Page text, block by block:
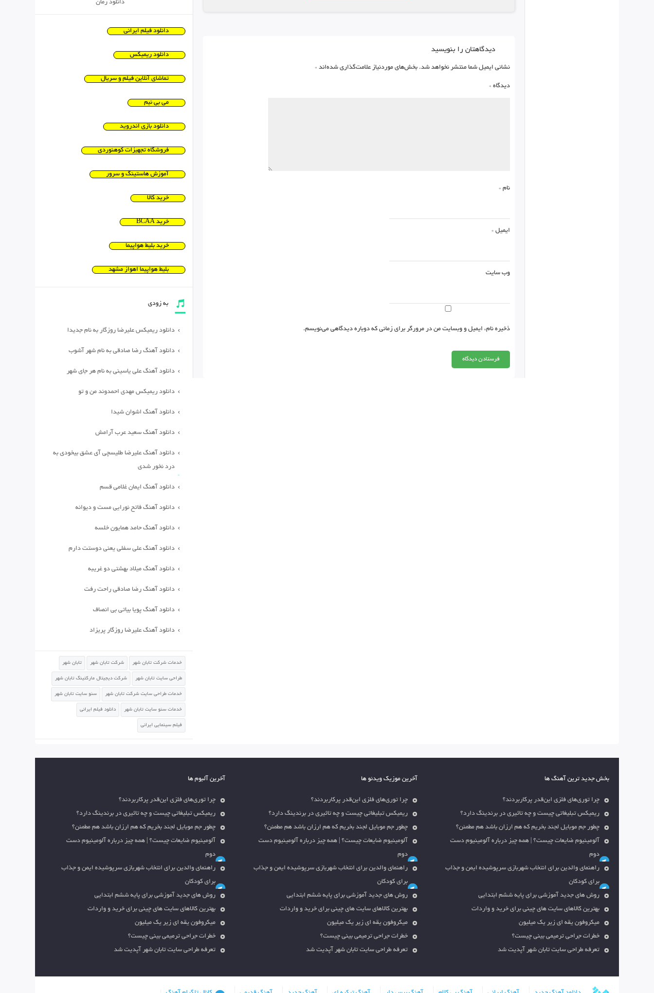
دیدگاهتان را بنویسید
نشانی ایمیل شما منتشر نخواهد شد. بخش‌های موردنیاز علامت‌گذاری شده‌اند *
دیدگاه *
نام *
ایمیل *
وب‌ سایت
ذخیره نام، ایمیل و وبسایت من در مرورگر برای زمانی که دوباره دیدگاهی می‌نویسم.
دانلود رمان
دانلود فیلم ایرانی
دانلود ریمیکس
تماشای آنلاین فیلم و سریال
می بی نیم
دانلود بازی اندروید
فروشگاه تجهیزات کوهنوردی
آموزش هاستینگ و سرور
خرید کالا
خرید BCAA
خرید بلیط هواپیما
بلیط هواپیما اهواز مشهد
به زودی
دانلود ریمیکس علیرضا روزگار به نام جدیدا
دانلود آهنگ رضا صادقی به نام شهر آشوب
دانلود آهنگ علی یاسینی به نام هر جای شهر
دانلود ریمیکس مهدی احمدوند من و تو
دانلود آهنگ اشوان شیدا
دانلود آهنگ سعید عرب آرامش
دانلود آهنگ علیرضا طلیسچی آی عشق بیخودی به
درد نخور شدی
دانلود آهنگ ایمان غلامی قسم
دانلود آهنگ فاتح نورایی مست و دیوانه
دانلود آهنگ حامد همایون خلسه
دانلود آهنگ علی سفلی یعنی دوستت دارم
دانلود آهنگ میلاد بهشتی دو غریبه
دانلود آهنگ رضا صادقی راحت رفت
دانلود آهنگ پویا بیاتی بی انصاف
دانلود آهنگ علیرضا روزگار پریزاد
خدمات شرکت تابان شهر شرکت تابان شهر تابان شهر
طراحی سایت تابان شهر شرکت دیجیتال مارکتینگ تابان شهر
خدمات طراحی سایت شرکت تابان شهر سئو سایت تابان شهر
خدمات سئو سایت تابان شهر دانلود فیلم ایرانی
فیلم سینمایی ایرانی
بخش جدید ترین آهنگ ها
چرا توری‌های فلزی این‌قدر پرکاربردند؟
ریمیکس تبلیغاتی چیست و چه تاثیری در برندینگ دارد؟
چطور جم موبایل لجند بخریم که هم ارزان باشد هم مطمئن؟
آلومینیوم ضایعات چیست؟ | همه چیز درباره آلومینیوم دست
دوم
راهنمای والدین برای انتخاب شهربازی سرپوشیده ایمن و جذاب
برای کودکان
روش های جدید آموزشی برای پایه ششم ابتدایی
بهترین کالاهای سایت های چینی برای خرید و واردات
میکروفون یقه ای زیر یک میلیون
خطرات جراحی ترمیمی بینی چیست؟
تعرفه طراحی سایت تابان شهر آپدیت شد
آخرین موزیک ویدئو ها
چرا توری‌های فلزی این‌قدر پرکاربردند؟
ریمیکس تبلیغاتی چیست و چه تاثیری در برندینگ دارد؟
چطور جم موبایل لجند بخریم که هم ارزان باشد هم مطمئن؟
آلومینیوم ضایعات چیست؟ | همه چیز درباره آلومینیوم دست
دوم
راهنمای والدین برای انتخاب شهربازی سرپوشیده ایمن و جذاب
برای کودکان
روش های جدید آموزشی برای پایه ششم ابتدایی
بهترین کالاهای سایت های چینی برای خرید و واردات
میکروفون یقه ای زیر یک میلیون
خطرات جراحی ترمیمی بینی چیست؟
تعرفه طراحی سایت تابان شهر آپدیت شد
آخرین آلبوم ها
چرا توری‌های فلزی این‌قدر پرکاربردند؟
ریمیکس تبلیغاتی چیست و چه تاثیری در برندینگ دارد؟
چطور جم موبایل لجند بخریم که هم ارزان باشد هم مطمئن؟
آلومینیوم ضایعات چیست؟ | همه چیز درباره آلومینیوم دست
دوم
راهنمای والدین برای انتخاب شهربازی سرپوشیده ایمن و جذاب
برای کودکان
روش های جدید آموزشی برای پایه ششم ابتدایی
بهترین کالاهای سایت های چینی برای خرید و واردات
میکروفون یقه ای زیر یک میلیون
خطرات جراحی ترمیمی بینی چیست؟
تعرفه طراحی سایت تابان شهر آپدیت شد